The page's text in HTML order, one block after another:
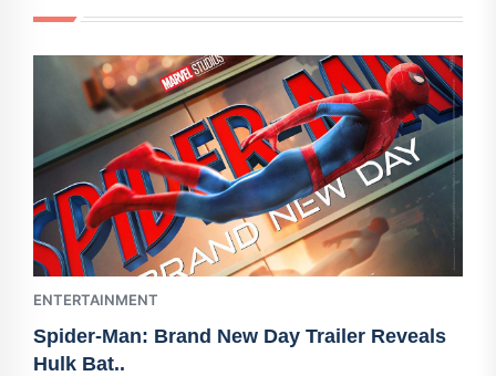
ENTERTAINMENT
Spider-Man: Brand New Day Trailer Reveals
Hulk Bat..